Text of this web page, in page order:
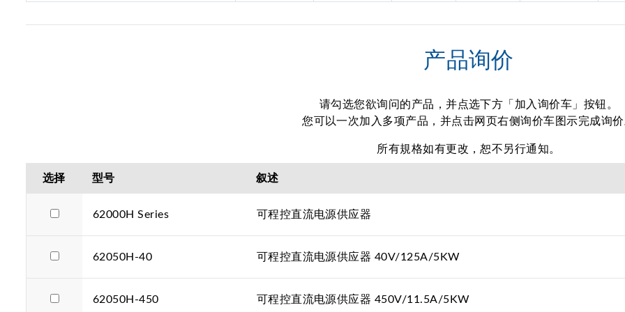
产品询价
请勾选您欲询问的产品，并点选下方「加入询价车」按钮。
您可以一次加入多项产品，并点击网页右侧询价车图示完成询
所有規格如有更改，恕不另行通知。
选择 型号 叙述
62000H Series 可程控直流电源供应器
62050H-40 可程控直流电源供应器 40V/125A/5KW
62050H-450 可程控直流电源供应器 450V/11.5A/5KW